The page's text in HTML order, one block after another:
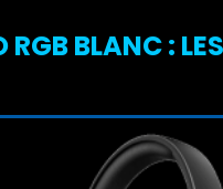
BLANC :